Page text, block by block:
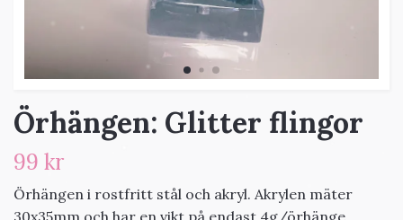
Örhängen: Glitter flingor
99 kr
Örhängen i rostfritt stål och akryl. Akrylen mäter